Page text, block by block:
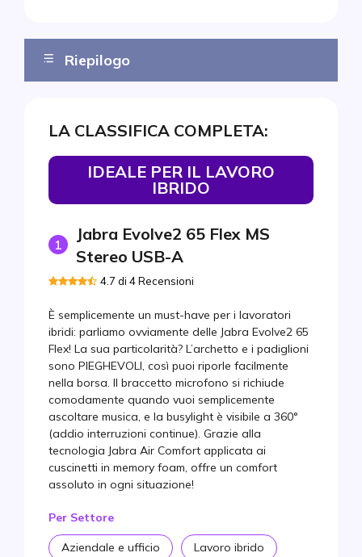
Riepilogo
Top 10
Ideale per il lavoro ibrido
La migliore cancellazione del rumore ibrida
Ideale per collaborare ovunque ti trovi
La migliore opzione con cavo e cancellazione del
rumore
L’opzione più completa
Comfort avvolgente superiore
La migliore opzione in termini di design
Il miglior rapporto qualità-prezzo
La migliore opzione per call center premium
L’opzione con la maggiore autonomia
Tabella Comparativa
FAQ
LA CLASSIFICA COMPLETA:
IDEALE PER IL LAVORO
IBRIDO
1
Jabra Evolve2 65 Flex MS
Stereo USB-A
4.7 di 4 Recensioni
È semplicemente un must-have per i lavoratori
ibridi: parliamo ovviamente delle Jabra Evolve2 65
Flex! La sua particolarità? L’archetto e i padiglioni
sono PIEGHEVOLI, così puoi riporle facilmente
nella borsa. Il braccetto microfono si richiude
comodamente quando vuoi semplicemente
ascoltare musica, e la busylight è visibile a 360°
(addio interruzioni continue). Grazie alla
tecnologia Jabra Air Comfort applicata ai
cuscinetti in memory foam, offre un comfort
assoluto in ogni situazione!
Per Settore
Aziendale e ufficio Lavoro ibrido